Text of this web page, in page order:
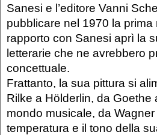
Sanesi e l’editore Vanni
pubblicare nel 1970 la prima
rapporto con Sanesi aprì la
letterarie che ne avrebbero
concettuale.
Frattanto, la sua pittura si
Rilke a Hölderlin, da
mondo musicale, da
temperatura e il tono della